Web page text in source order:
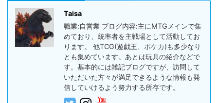
Taisa
職業:自営業 ブログ内容:主にMTGメインで集
めており、統率者を主戦場として活動してお
ります。 他TCG(遊戯王、ポケカ)も多少なり
とも集めています。あとは玩具の紹介などで
す。基本的には雑記ブログですが、訪問して
いただいた方々が満足できるような情報も発
信していけるよう努力する所存です。